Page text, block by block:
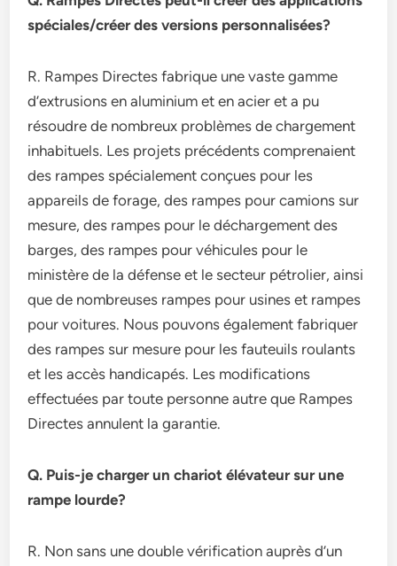
spéciales/créer des versions personnalisées?
R. Rampes Directes fabrique une vaste gamme
d’extrusions en aluminium et en acier et a pu
résoudre de nombreux problèmes de chargement
inhabituels. Les projets précédents comprenaient
des rampes spécialement conçues pour les
appareils de forage, des rampes pour camions sur
mesure, des rampes pour le déchargement des
barges, des rampes pour véhicules pour le
ministère de la défense et le secteur pétrolier, ainsi
que de nombreuses rampes pour usines et rampes
pour voitures. Nous pouvons également fabriquer
des rampes sur mesure pour les fauteuils roulants
et les accès handicapés. Les modifications
effectuées par toute personne autre que Rampes
Directes annulent la garantie.
Q. Puis-je charger un chariot élévateur sur une
rampe lourde?
R. Non sans une double vérification auprès d’un